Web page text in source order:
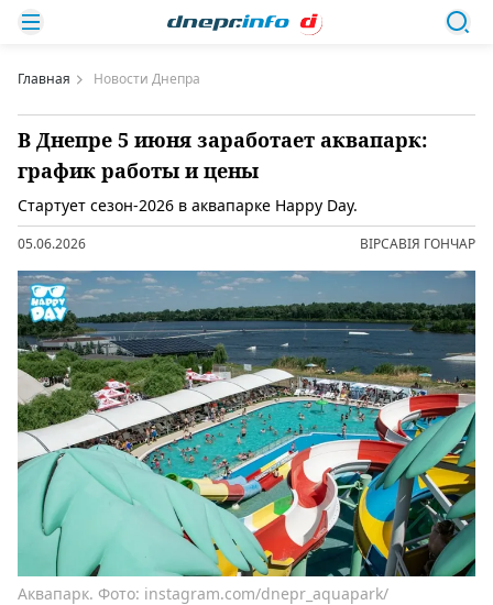
Главная Новости Днепра
В Днепре 5 июня заработает аквапарк:
график работы и цены
Стартует сезон-2026 в аквапарке Happy Day.
05.06.2026 ВІРСАВІЯ ГОНЧАР
Аквапарк. Фото: instagram.com/dnepr_aquapark/